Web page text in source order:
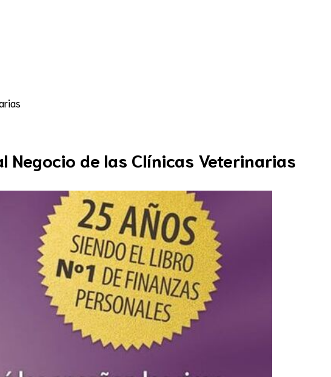
Negocio de las Clínicas Veterinarias